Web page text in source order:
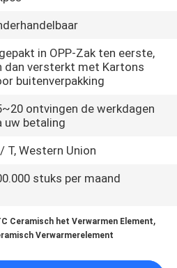
in OPP-Zak ten eerste,
dan versterkt met Kartons
buitenverpakking
ontvingen de werkdagen
uw betaling
T, Western Union
stuks per maand
Ceramisch het Verwarmen Element,
Verwarmerelement